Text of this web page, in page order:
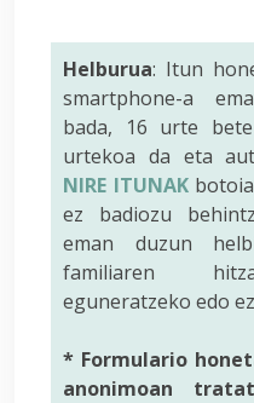
Helburua: Itun
smartphone-a
bada, 16 urte
urtekoa da eta
NIRE ITUNAK
ez badiozu
eman duzun
familiaren
eguneratzeko edo
* Formulario
anonimoan